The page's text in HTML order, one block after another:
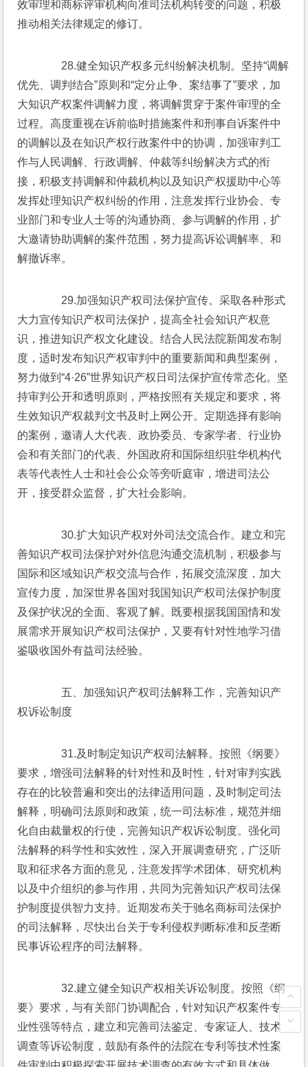
效审理和商标评审机构向准司法机构转变的问题，积极
推动相关法律规定的修订。
28.健全知识产权多元纠纷解决机制。坚持“调解
优先、调判结合”原则和“定分止争、案结事了”要求，加
大知识产权案件调解力度，将调解贯穿于案件审理的全
过程。高度重视在诉前临时措施案件和刑事自诉案件中
的调解以及在知识产权行政案件中的协调，加强审判工
作与人民调解、行政调解、仲裁等纠纷解决方式的衔
接，积极支持调解和仲裁机构以及知识产权援助中心等
发挥处理知识产权纠纷的作用，注意发挥行业协会、专
业部门和专业人士等的沟通协商、参与调解的作用，扩
大邀请协助调解的案件范围，努力提高诉讼调解率、和
解撤诉率。
29.加强知识产权司法保护宣传。采取各种形式
大力宣传知识产权司法保护，提高全社会知识产权意
识，推进知识产权文化建设。结合人民法院新闻发布制
度，适时发布知识产权审判中的重要新闻和典型案例，
努力做到“4·26”世界知识产权日司法保护宣传常态化。坚
持审判公开和透明原则，严格按照有关规定和要求，将
生效知识产权裁判文书及时上网公开。定期选择有影响
的案例，邀请人大代表、政协委员、专家学者、行业协
会和有关部门的代表、外国政府和国际组织驻华机构代
表等代表性人士和社会公众等旁听庭审，增进司法公
开，接受群众监督，扩大社会影响。
30.扩大知识产权对外司法交流合作。建立和完
善知识产权司法保护对外信息沟通交流机制，积极参与
国际和区域知识产权交流与合作，拓展交流深度，加大
宣传力度，加深世界各国对我国知识产权司法保护制度
及保护状况的全面、客观了解。既要根据我国国情和发
展需求开展知识产权司法保护，又要有针对性地学习借
鉴吸收国外有益司法经验。
五、加强知识产权司法解释工作，完善知识产
权诉讼制度
31.及时制定知识产权司法解释。按照《纲要》
要求，增强司法解释的针对性和及时性，针对审判实践
存在的比较普遍和突出的法律适用问题，及时制定司法
解释，明确司法原则和政策，统一司法标准，规范并细
化自由裁量权的行使，完善知识产权诉讼制度。强化司
法解释的科学性和实效性，深入开展调查研究，广泛听
取和征求各方面的意见，注意发挥学术团体、研究机构
以及中介组织的参与作用，共同为完善知识产权司法保
护制度提供智力支持。近期发布关于驰名商标司法保护
的司法解释，尽快出台关于专利侵权判断标准和反垄断
民事诉讼程序的司法解释。
32.建立健全知识产权相关诉讼制度。按照《纲
要》要求，与有关部门协调配合，针对知识产权案件专
业性强等特点，建立和完善司法鉴定、专家证人、技术
调查等诉讼制度，鼓励有条件的法院在专利等技术性案